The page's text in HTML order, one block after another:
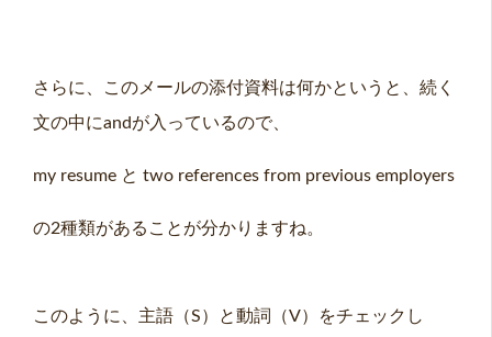
さらに、このメールの添付資料は何かというと、続く
文の中にandが入っているので、
my resume と two references from previous employers
の2種類があることが分かりますね。
このように、主語（S）と動詞（V）をチェックし